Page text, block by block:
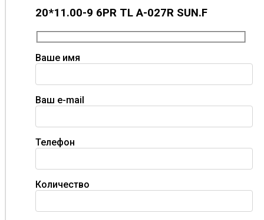
20*11.00-9 6PR TL A-027R SUN.F
Ваше имя
Ваш e-mail
Телефон
Количество